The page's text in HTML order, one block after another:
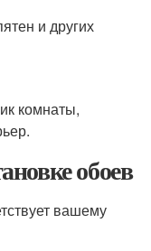
и других
комнаты,
обоев
вашему